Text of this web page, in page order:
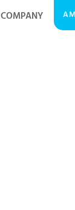
COMPANY